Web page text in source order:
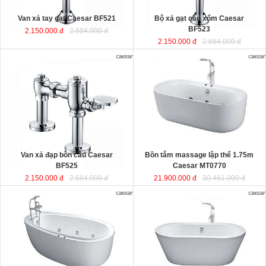
Van xả tay gạt Caesar BF521
2.150.000 đ
2.684.000 đ
Bộ xả gạt cầu xổm Caesar
BF523
2.150.000 đ
2.684.000 đ
Van xả đạp bồn cầu Caesar
BF525
2.150.000 đ
2.684.000 đ
Bồn tắm massage lập thể 1.75m
được sản xuất từ
sợi nhựa tổng hợp Acrylic có độ bền
cao, không bị ngả màu, chịu được
mọi nguồn nước, khó bể vỡ. Bề mặt
láng mịn dễ dàng vệ sinh.
Kích thước: 175x80x60 cm.
Bồn tắm massage lập thể 1.75m
Caesar MT0770
21.900.000 đ
30.481.000 đ
Bồn tắm nằm massage 1.8m kèm
vòi sen Caesar MT6480
xuất từ sợi nhựa tổng hợp Acrylic
có độ bền cao, không bị ngả màu,
chịu được mọi nguồn nước, khó bể
vỡ. Bề mặt b
láng mịn dễ dàng vệ
Bồn tắm nằm lập thể đặt sàn 1.7m
được sản xuất từ
sợi nhựa tổng hợp Acrylic có độ bền
cao, không bị ngả màu, chịu được
mọi nguồn nước, khó bể vỡ. Bề mặt
láng mịn dễ dàng vệ sinh.
Kích thước : 170x87x60 cm